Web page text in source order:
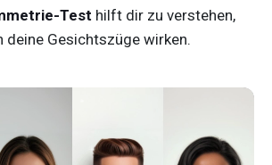
Test hilft dir zu verstehen,
deine Gesichtszüge wirken.